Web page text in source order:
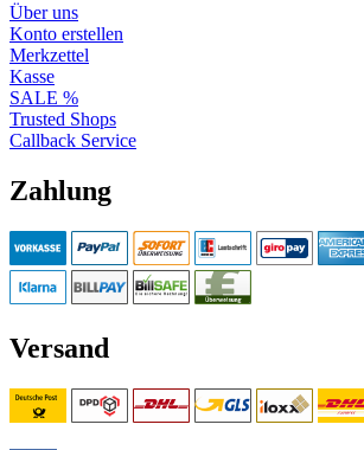
Über uns
Konto erstellen
Merkzettel
Kasse
SALE %
Trusted Shops
Callback Service
Zahlung
Versand